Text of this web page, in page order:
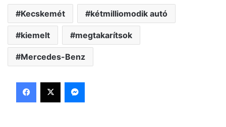
Kecskemét kétmilliomodik autó
kiemelt megtakarítsok
Mercedes-Benz
Facebook
X Messenger